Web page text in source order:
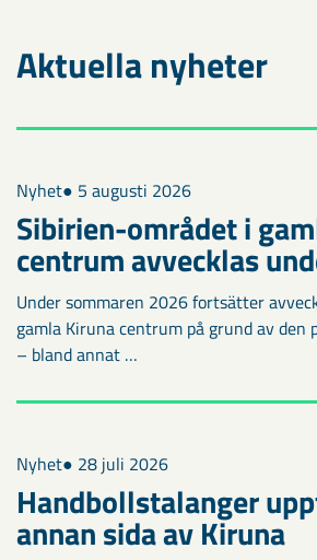
Aktuella nyheter
Nyhet● 5 augusti 2026
Sibirien-området i
centrum avvecklas
Under sommaren 2026 fortsätter
gamla Kiruna centrum på grund av den
– bland annat …
Nyhet● 28 juli 2026
Handbollstalanger
annan sida av Kiruna